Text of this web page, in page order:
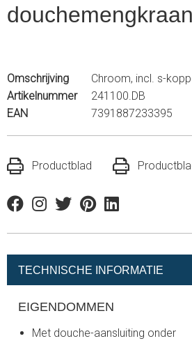
douchemengkraan
Omschrijving
Chroom, incl. s-
Artikelnummer
241100.DB
EAN
7391887233395
Productblad
FacebookInstagram
TwitterPinterestLinkedin
TECHNISCHE INFORMATIE
EIGENDOMMEN
Met douche-aansluiting onder